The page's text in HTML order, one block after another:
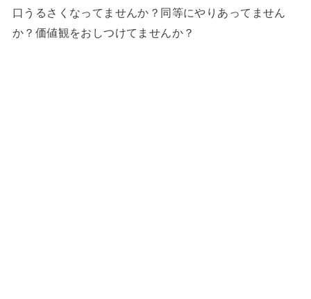
口うるさくなってませんか？同等にやりあってません
か？価値観をおしつけてませんか？